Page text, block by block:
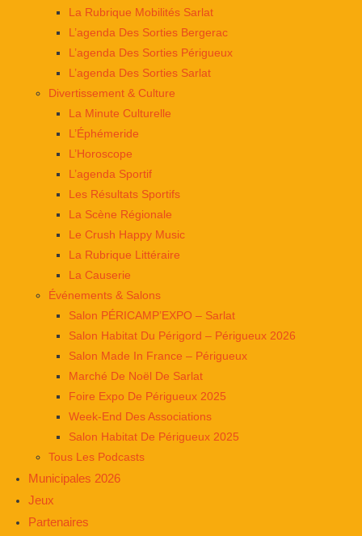
La Rubrique Mobilités Sarlat
L’agenda Des Sorties Bergerac
L’agenda Des Sorties Périgueux
L’agenda Des Sorties Sarlat
Divertissement & Culture
La Minute Culturelle
L’Éphémeride
L’Horoscope
L’agenda Sportif
Les Résultats Sportifs
La Scène Régionale
Le Crush Happy Music
La Rubrique Littéraire
La Causerie
Événements & Salons
Salon PÉRICAMP’EXPO – Sarlat
Salon Habitat Du Périgord – Périgueux 2026
Salon Made In France – Périgueux
Marché De Noël De Sarlat
Foire Expo De Périgueux 2025
Week-End Des Associations
Salon Habitat De Périgueux 2025
Tous Les Podcasts
Municipales 2026
Jeux
Partenaires